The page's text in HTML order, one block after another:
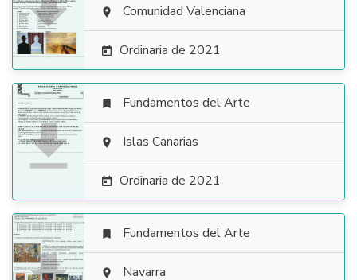
  Comunidad Valenciana
 Ordinaria de 2021

 Fundamentos del Arte
 Islas Canarias
 Ordinaria de 2021
 Fundamentos del Arte
 Navarra